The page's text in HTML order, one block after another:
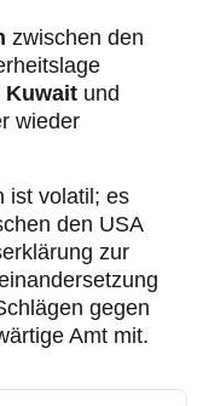
zwischen den
Kuwait und
wieder
ist volatil; es
den USA
zur
gegen
Amt mit.